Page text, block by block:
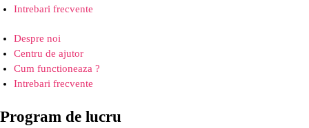
Intrebari frecvente
Despre noi
Centru de ajutor
Cum functioneaza ?
Intrebari frecvente
Program de lucru